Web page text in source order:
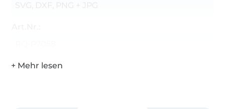
SVG, DXF, PNG + JPG